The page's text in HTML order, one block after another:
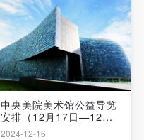
中央美院美术馆公益导览
安排（12月17日—12月
22日）| 志愿者持续招募
2024-12-16